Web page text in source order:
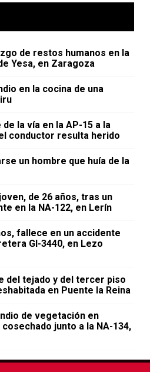
de restos humanos en la
Yesa, en Zaragoza
en la cocina de una
la vía en la AP-15 a la
conductor resulta herido
un hombre que huía de la
de 26 años, tras un
en la NA-122, en Lerín
fallece en un accidente
GI-3440, en Lezo
del tejado y del tercer piso
en Puente la Reina
de vegetación en
junto a la NA-134,